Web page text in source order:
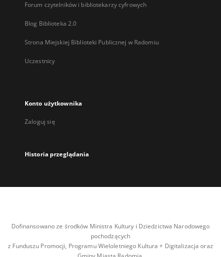
Forum czytelników i bibliotekarzy cyfrowych
Blog Biblioteka 2.0
Strona Miejskiej Biblioteki Publicznej w Radomiu
Uczestnicy
Konto użytkownika
Zaloguj się
Historia przeglądania
Dofinansowano ze środków Ministra Kultury i Dziedzictwa Narodowego
pochodzących
z Funduszu Promocji, Programu Wieloletniego Kultura + Digitalizacja oraz